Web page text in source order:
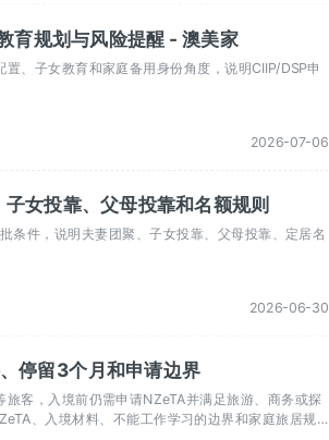
育规划与风险提醒 - 澳美家
、子女教育和家庭备用身份角度，说明CIIP/DSP申
2026-07-06
女投靠、父母投靠和名额规则
条件，说明夫妻团聚、子女投靠、父母投靠、定居名
2026-06-30
停留3个月和申请边界
客，入境前仍需申请NZeTA并满足旅游、商务或探
、入境材料、不能工作学习的边界和家庭旅居规